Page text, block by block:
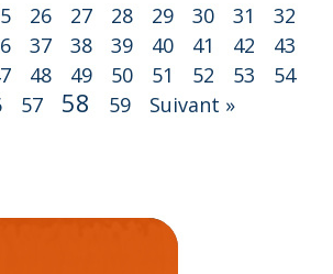
26 27 28 29 30 31
32
37 38 39 40 41 42
43
48 49 50 51 52 53
54
57 58 59 Suivant »